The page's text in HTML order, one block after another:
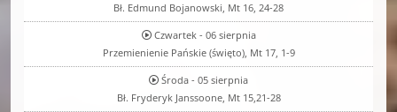
Bł. Edmund Bojanowski, Mt 16, 24-28
Czwartek - 06 sierpnia
Przemienienie Pańskie (święto), Mt 17, 1-9
Środa - 05 sierpnia
Bł. Fryderyk Janssoone, Mt 15,21-28